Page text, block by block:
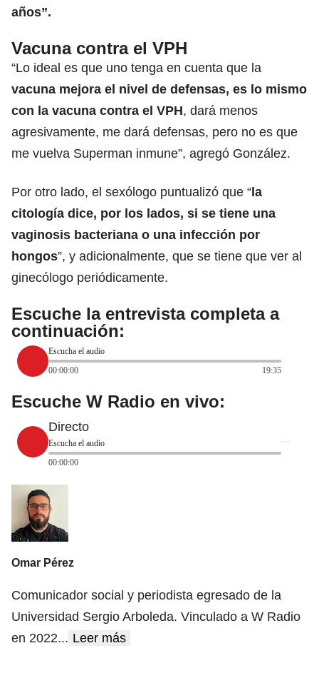
años”.
Vacuna contra el VPH
“Lo ideal es que uno tenga en cuenta que la
vacuna mejora el nivel de defensas, es lo mismo
con la vacuna contra el VPH, dará menos
agresivamente, me dará defensas, pero no es que
me vuelva Superman inmune”, agregó González.
Por otro lado, el sexólogo puntualizó que “la
citología dice, por los lados, si se tiene una
vaginosis bacteriana o una infección por
hongos”, y adicionalmente, que se tiene que ver al
ginecólogo periódicamente.
Escuche la entrevista completa a
continuación:
Escucha el audio
00:00:00
19:35
Escuche W Radio en vivo:
Directo
Escucha el audio
00:00:00
Omar Pérez
Comunicador social y periodista egresado de la
Universidad Sergio Arboleda. Vinculado a W Radio
en 2022... Leer más